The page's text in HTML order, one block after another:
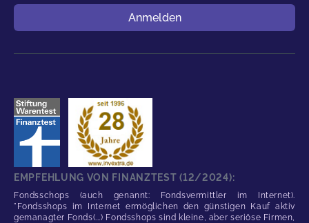
Anmelden
EMPFEHLUNG VON FINANZTEST (12/2024):
Fondsschops (auch genannt: Fondsvermittler im Internet).
"Fondsshops im Internet ermöglichen den günstigen Kauf aktiv
gemanagter Fonds(...) Fondsshops sind kleine, aber seriöse Firmen,